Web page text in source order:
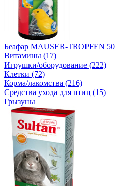
Беафар MAUSER-TROPFEN
Витамины (17)
Игрушки/оборудование (222)
Клетки (72)
Корма/лакомства (216)
Средства ухода для птиц (15)
Грызуны